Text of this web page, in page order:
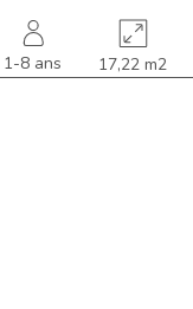
1-8 ans 17,22 m2